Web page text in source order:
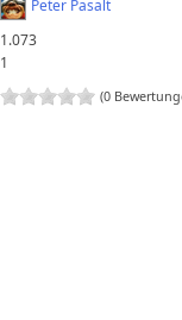
Peter Pasalt
1.073
1
(0